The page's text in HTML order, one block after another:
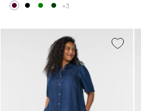
+3